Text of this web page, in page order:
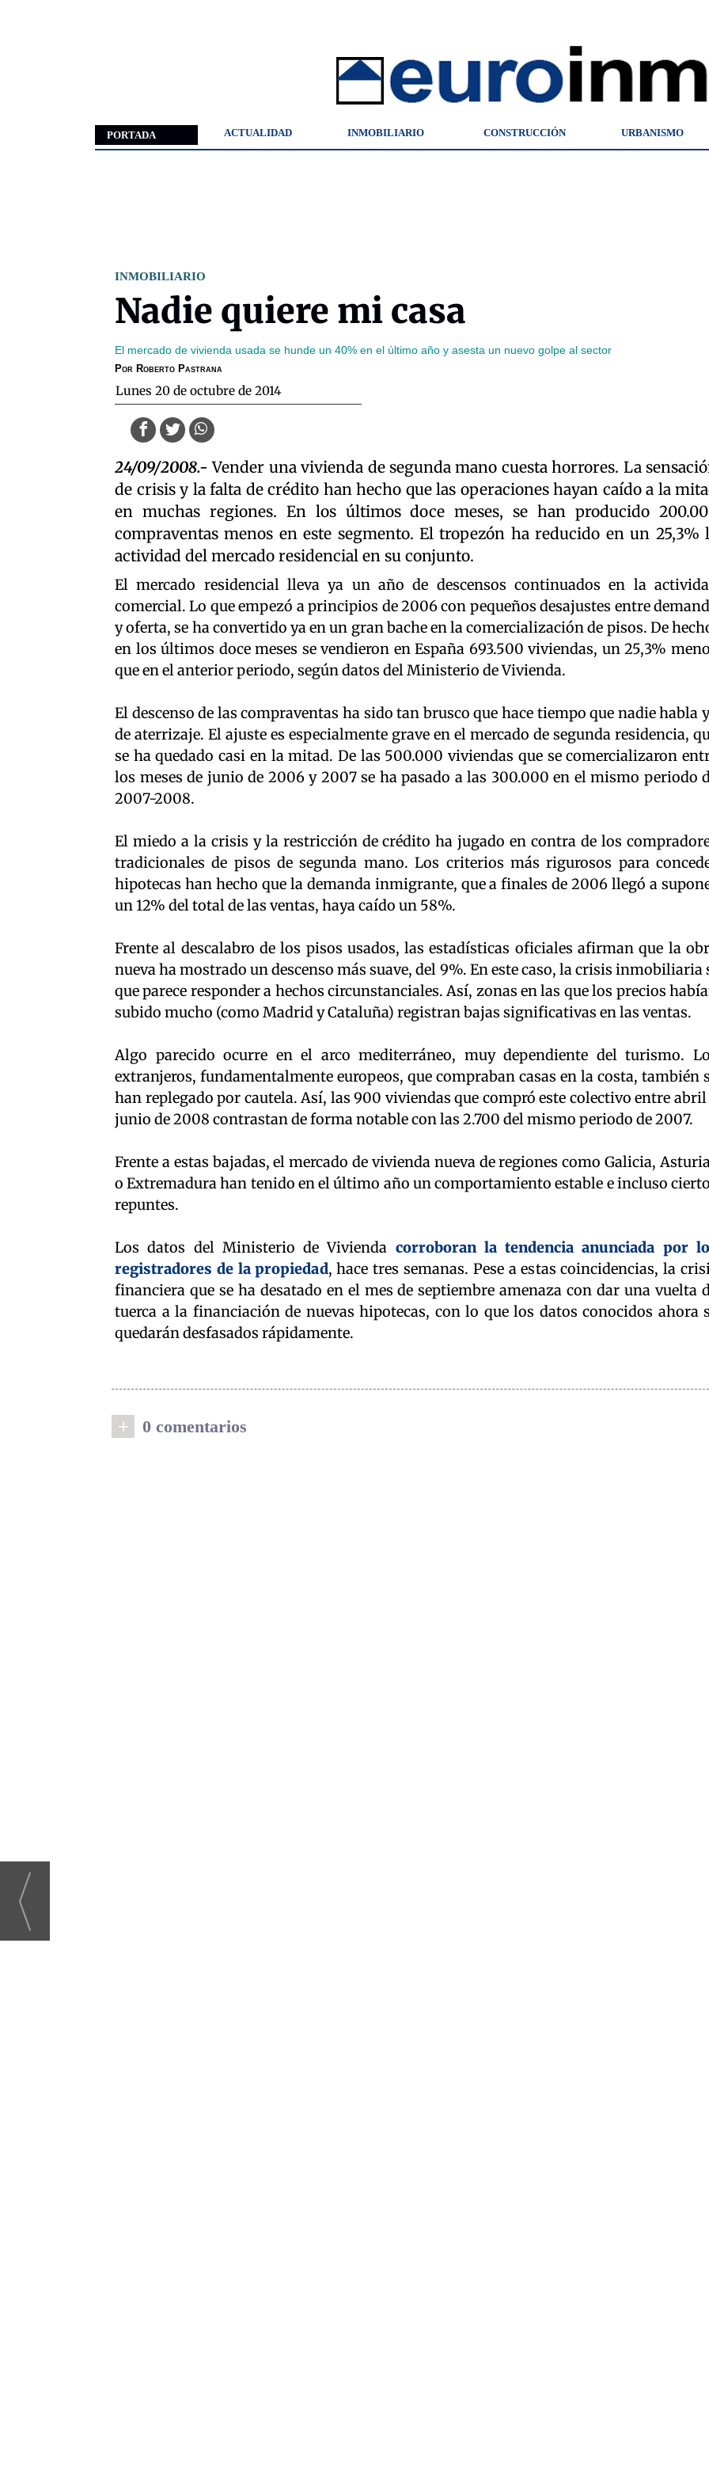
PORTADA ACTUALIDAD INMOBILIARIO CONSTRUCCIÓN URBANISMO
INMOBILIARIO
Nadie quiere mi casa
El mercado de vivienda usada se hunde un 40% en el último año y asesta un nuevo golpe al sector
Por Roberto Pastrana
lunes 20 de octubre de 2014
24/09/2008.- Vender una vivienda de segunda mano cuesta horrores. La
de crisis y la falta de crédito han hecho que las operaciones hayan caído a la
en muchas regiones. En los últimos doce meses, se han producido
compraventas menos en este segmento. El tropezón ha reducido en un 25,3%
actividad del mercado residencial en su conjunto.
El mercado residencial lleva ya un año de descensos continuados en la
comercial. Lo que empezó a principios de 2006 con pequeños desajustes entre
y oferta, se ha convertido ya en un gran bache en la comercialización de pisos. De
en los últimos doce meses se vendieron en España 693.500 viviendas, un 25,3%
que en el anterior periodo, según datos del Ministerio de Vivienda.
El descenso de las compraventas ha sido tan brusco que hace tiempo que nadie habla
de aterrizaje. El ajuste es especialmente grave en el mercado de segunda residencia,
se ha quedado casi en la mitad. De las 500.000 viviendas que se comercializaron
los meses de junio de 2006 y 2007 se ha pasado a las 300.000 en el mismo periodo
2007-2008.
El miedo a la crisis y la restricción de crédito ha jugado en contra de los
tradicionales de pisos de segunda mano. Los criterios más rigurosos para
hipotecas han hecho que la demanda inmigrante, que a finales de 2006 llegó a
un 12% del total de las ventas, haya caído un 58%.
Frente al descalabro de los pisos usados, las estadísticas oficiales afirman que la
nueva ha mostrado un descenso más suave, del 9%. En este caso, la crisis inmobiliaria
que parece responder a hechos circunstanciales. Así, zonas en las que los precios
subido mucho (como Madrid y Cataluña) registran bajas significativas en las ventas.
Algo parecido ocurre en el arco mediterráneo, muy dependiente del turismo.
extranjeros, fundamentalmente europeos, que compraban casas en la costa, también
han replegado por cautela. Así, las 900 viviendas que compró este colectivo entre abril
junio de 2008 contrastan de forma notable con las 2.700 del mismo periodo de 2007.
Frente a estas bajadas, el mercado de vivienda nueva de regiones como Galicia,
o Extremadura han tenido en el último año un comportamiento estable e incluso
repuntes.
Los datos del Ministerio de Vivienda corroboran la tendencia anunciada por
registradores de la propiedad, hace tres semanas. Pese a estas coincidencias, la
financiera que se ha desatado en el mes de septiembre amenaza con dar una vuelta
tuerca a la financiación de nuevas hipotecas, con lo que los datos conocidos ahora
quedarán desfasados rápidamente.
+ 0 comentarios